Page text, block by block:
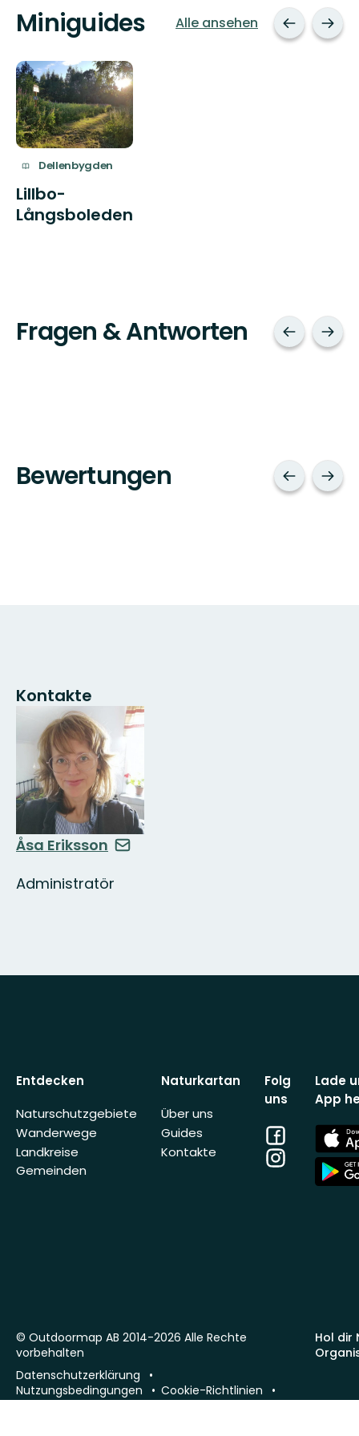
Miniguides Alle ansehen
Dellenbygden
Lillbo-
Långsboleden
Fragen & Antworten
Bewertungen
Kontakte
Åsa Eriksson
Administratör
Entdecken
Naturschutzgebiete
Wanderwege
Landkreise
Gemeinden
Naturkartan
Über uns
Guides
Kontakte
Folg
uns
Facebook
Instagram
Lade
App
App
Store
App
Store
Hol dir
© Outdoormap AB 2014-2026 Alle Rechte
vorbehalten
Datenschutzerklärung
Nutzungsbedingungen
Cookie-Richtlinien
Impressum